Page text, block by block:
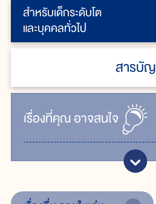
สำหรับเด็กระดับโต
และบุคคลทั่วไป
สารบัญ
เรื่ิองที่คุณอาจสนใจ